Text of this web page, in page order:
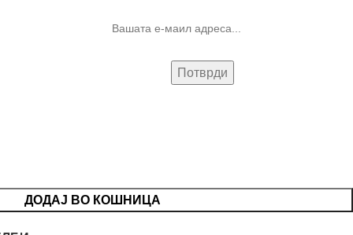
ДОДАЈ ВО КОШНИЦА